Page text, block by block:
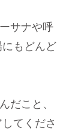
サナや呼
もどんど
だこと、
てくださ